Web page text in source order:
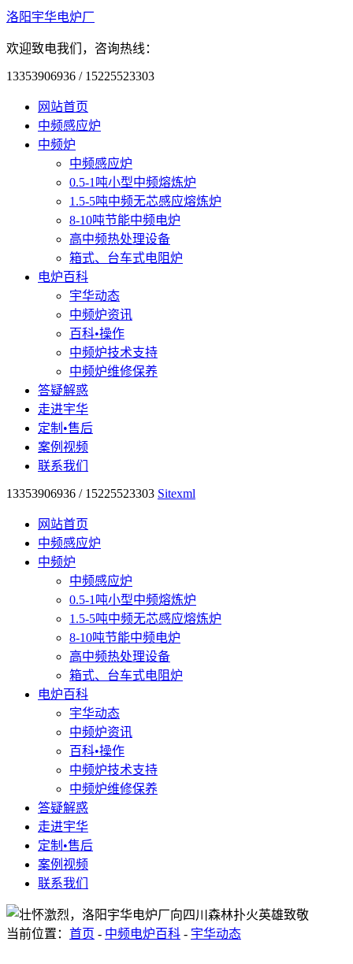
洛阳宇华电炉厂
欢迎致电我们，咨询热线：
13353906936 / 15225523303
网站首页
中频感应炉
中频炉
中频感应炉
0.5-1吨小型中频熔炼炉
1.5-5吨中频无芯感应熔炼炉
8-10吨节能中频电炉
高中频热处理设备
箱式、台车式电阻炉
电炉百科
宇华动态
中频炉资讯
百科•操作
中频炉技术支持
中频炉维修保养
答疑解惑
走进宇华
定制•售后
案例视频
联系我们
13353906936 / 15225523303 Sitexml
网站首页
中频感应炉
中频炉
中频感应炉
0.5-1吨小型中频熔炼炉
1.5-5吨中频无芯感应熔炼炉
8-10吨节能中频电炉
高中频热处理设备
箱式、台车式电阻炉
电炉百科
宇华动态
中频炉资讯
百科•操作
中频炉技术支持
中频炉维修保养
答疑解惑
走进宇华
定制•售后
案例视频
联系我们
当前位置： 首页 - 中频电炉百科 - 宇华动态